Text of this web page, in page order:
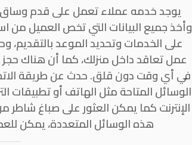
يوجد خدمه عملاء تعمل على قدم وساق
وأخذ جميع البيانات التي تخص العميل من
على الخدمات وتحديد الموعد بالتقديم،
عمل تعاقد داخل منزلك، كما أن هناك حجز
في أي وقت دون قلق. حدث عن طريقة
الوسائل المتاحة مثل الهاتف أو تطبيقات
الإنترنت كما يمكن العثور على صباغ
هذه الوسائل المتعددة، يمكن